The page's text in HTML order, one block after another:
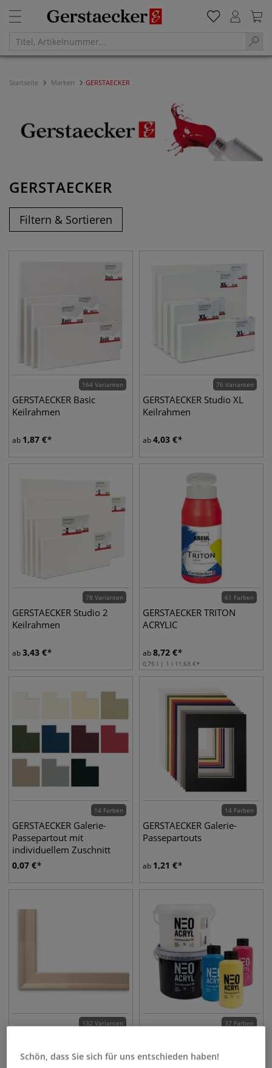
Startseite Marken GERSTAECKER
GERSTAECKER
Filtern & Sortieren
164 Varianten
GERSTAECKER Basic
Keilrahmen
ab 1,87 €
76 Varianten
GERSTAECKER Studio XL
Keilrahmen
ab4,03 €
78 Varianten
GERSTAECKER Studio 2
Keilrahmen
ab3,43 €
61 Farben
GERSTAECKER TRITON
ACRYLIC
ab8,72 €
0,75 l | 1 l 11,63 €
14 Farben
GERSTAECKER Galerie-
Passepartout mit
individuellem Zuschnitt
0,07 €
14 Farben
GERSTAECKER Galerie-
Passepartouts
ab 1,21 €
132 Varianten
Keilrahmenleisten
37 Farben
Schön, dass Sie sich für uns entschieden haben!